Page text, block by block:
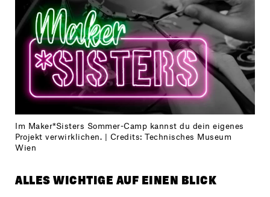
Im Maker*Sisters Sommer-Camp kannst du dein eigenes
Projekt verwirklichen. | Credits: Technisches Museum
Wien
ALLES WICHTIGE AUF EINEN BLICK